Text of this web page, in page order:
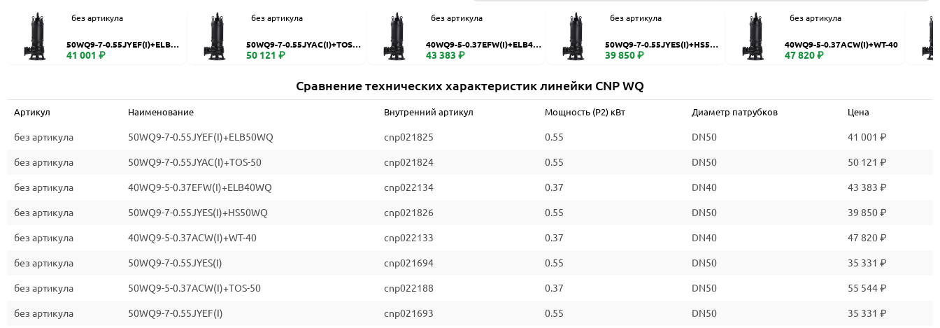
без артикула
50WQ9-7-0.55JYEF(I)+ELB50
WQ
41 001 ₽
без артикула
50WQ9-7-0.55JYAC(I)+TOS-5
0
50 121 ₽
без артикула
40WQ9-5-0.37EFW(I)+ELB40
WQ
43 383 ₽
без артикула
50WQ9-7-0.55JYES(I)+HS50
WQ
39 850 ₽
без артикула
40WQ9-5-0.37ACW(I)+WT-40
47 820 ₽
Сравнение технических характеристик линейки CNP WQ
Артикул Наименование Внутренний артикул Мощность (P2) кВт Диаметр патрубков Цена
без артикула 50WQ9-7-0.55JYEF(I)+ELB50WQ cnp021825 0.55 DN50 41 001 ₽
без артикула 50WQ9-7-0.55JYAC(I)+TOS-50 cnp021824 0.55 DN50 50 121 ₽
без артикула 40WQ9-5-0.37EFW(I)+ELB40WQ cnp022134 0.37 DN40 43 383 ₽
без артикула 50WQ9-7-0.55JYES(I)+HS50WQ cnp021826 0.55 DN50 39 850 ₽
без артикула 40WQ9-5-0.37ACW(I)+WT-40 cnp022133 0.37 DN40 47 820 ₽
без артикула 50WQ9-7-0.55JYES(I) cnp021694 0.55 DN50 35 331 ₽
без артикула 50WQ9-5-0.37ACW(I)+TOS-50 cnp022188 0.37 DN50 55 544 ₽
без артикула 50WQ9-7-0.55JYEF(I) cnp021693 0.55 DN50 35 331 ₽